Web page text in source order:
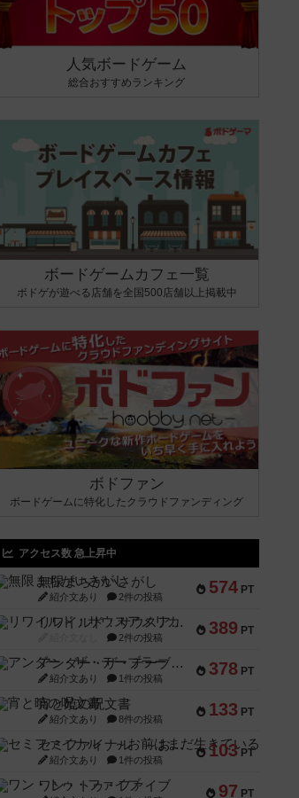
人気ボードゲーム
総合おすすめランキング
ボードゲームカフェ一覧
ボドゲが遊べる店舗を全国500店舗以上掲載中
ボドファン
ボードゲームに特化したクラウドファンディング
アクセス数 急上昇中
574 PT
無限まちがいさがし
紹介文あり 2件の投稿
389 PT
リワイルド：サウスアメリカ
2件の投稿
378 PT
アンダー・ザ・テーブラー
紹介文あり 1件の投稿
133 PT
宵と暁の呪文書
紹介文あり 8件の投稿
103 PT
セミファイナル ～お前はまだ生きている～
紹介文あり 1件の投稿
97 PT
ワン・トゥ・ファイブ